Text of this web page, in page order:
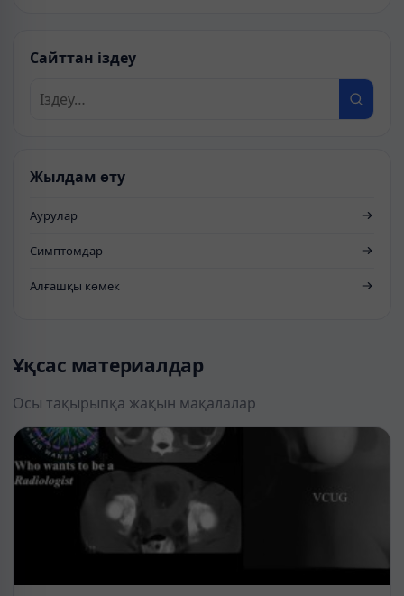
Сайттан іздеу
Жылдам өту
Аурулар
Симптомдар
Алғашқы көмек
Ұқсас материалдар
Осы тақырыпқа жақын мақалалар